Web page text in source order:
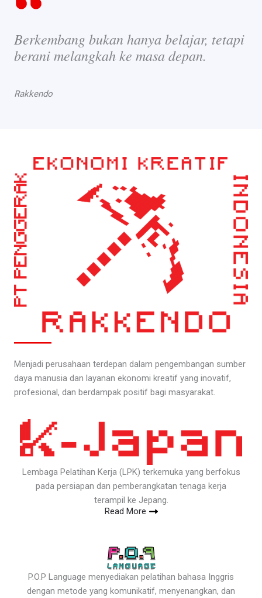
Berkembang bukan hanya belajar, tetapi
berani melangkah ke masa depan.
Rakkendo
Menjadi perusahaan terdepan dalam pengembangan sumber
daya manusia dan layanan ekonomi kreatif yang inovatif,
profesional, dan berdampak positif bagi masyarakat.
Lembaga Pelatihan Kerja (LPK) terkemuka yang berfokus
pada persiapan dan pemberangkatan tenaga kerja
terampil ke Jepang.
Read More
P.O.P Language menyediakan pelatihan bahasa Inggris
dengan metode yang komunikatif, menyenangkan, dan